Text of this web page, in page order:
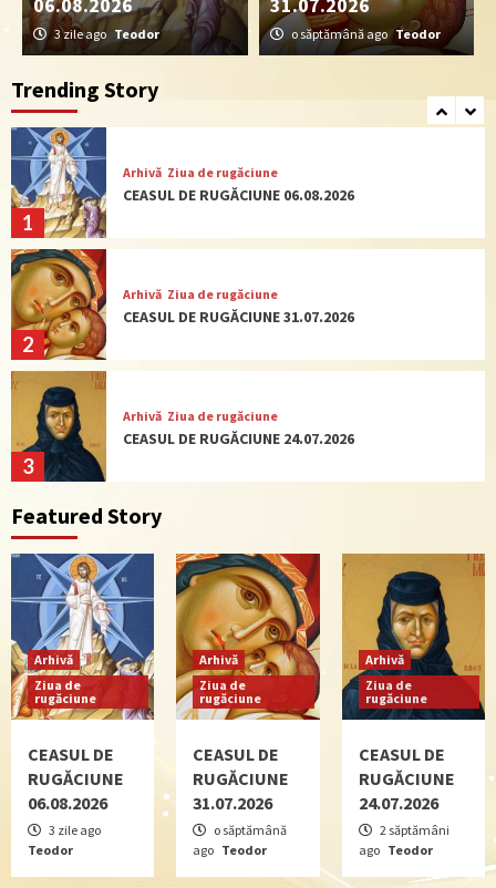
3 zile ago Teodor o săptămână ago Teodor
Trending Story
5
Actualitate Ziua de rugăciune
1
Arhivă Ziua de rugăciune
CEASUL DE RUGĂCIUNE 06.08.2026
2
Arhivă Ziua de rugăciune
CEASUL DE RUGĂCIUNE 31.07.2026
3
Arhivă Ziua de rugăciune
CEASUL DE RUGĂCIUNE 24.07.2026
CEASUL DE RUGĂCIUNE 09.07.2026
5
Actualitate Ziua de rugăciune
CEASUL DE RUGĂCIUNE 02.07.2026
1
Arhivă Ziua de rugăciune
CEASUL DE RUGĂCIUNE 06.08.2026
Featured Story
Arhivă
Ziua de
rugăciune
CEASUL DE
RUGĂCIUNE
06.08.2026
3 zile ago
Teodor
Arhivă
Ziua de
rugăciune
CEASUL DE
RUGĂCIUNE
31.07.2026
o săptămână
ago Teodor
Arhivă
Ziua de
rugăciune
CEASUL DE
RUGĂCIUNE
24.07.2026
2 săptămâni
ago Teodor